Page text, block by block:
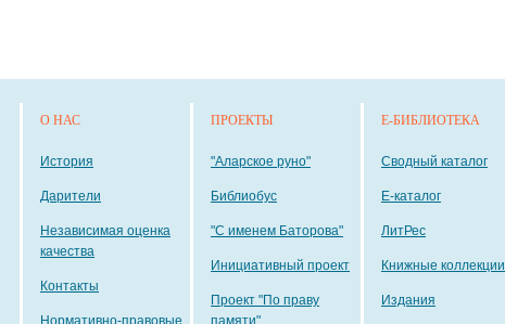
О НАС
История
Дарители
Независимая оценка
качества
Контакты
Нормативно-правовые
ПРОЕКТЫ
"Аларское руно"
Библиобус
"С именем Баторова"
Инициативный проект
Проект "По праву
памяти"
E-БИБЛИОТЕКА
Сводный каталог
E-каталог
ЛитРес
Книжные коллекции
Издания